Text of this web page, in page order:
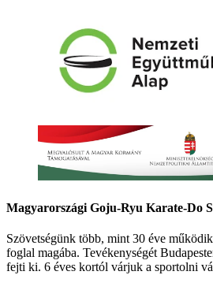
Magyarországi Goju-Ryu Karate-Do
Szövetségünk több, mint 30 éve
foglal magába. Tevékenységét
fejti ki. 6 éves kortól várjuk a sportolni